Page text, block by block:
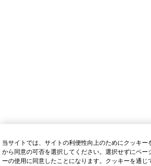
当サイトでは、サイトの利便性向上のためにクッキー
から同意の可否を選択してください。選択せずにペー
ーの使用に同意したことになります。クッキーを通じ